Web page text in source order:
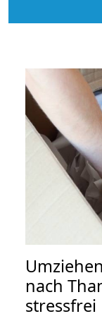
nach
stressfrei